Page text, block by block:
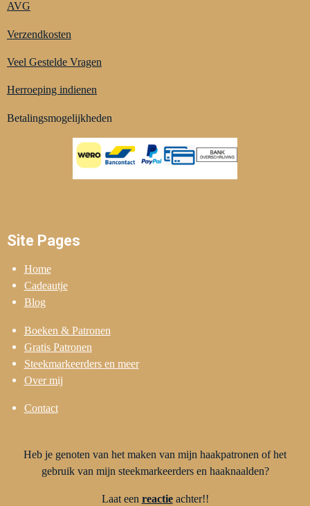
AVG
Verzendkosten
Veel Gestelde Vragen
Herroeping indienen
Betalingsmogelijkheden
Site Pages
Home
Cadeautje
Blog
Boeken & Patronen
Gratis Patronen
Steekmarkeerders en meer
Over mij
Contact
Heb je genoten van het maken van mijn haakpatronen of het
gebruik van mijn steekmarkeerders en haaknaalden?
Laat een reactieachter!!